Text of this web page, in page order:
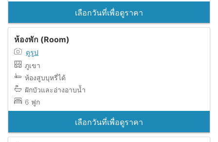
เลือกวันที่เพื่อดูราคา
ห้องพัก (Room)
ดูรูป
ภูเขา
ห้องสูบบุหรี่ได้
ฝักบัวและอ่างอาบน้ำ
6 ฟูก
เลือกวันที่เพื่อดูราคา